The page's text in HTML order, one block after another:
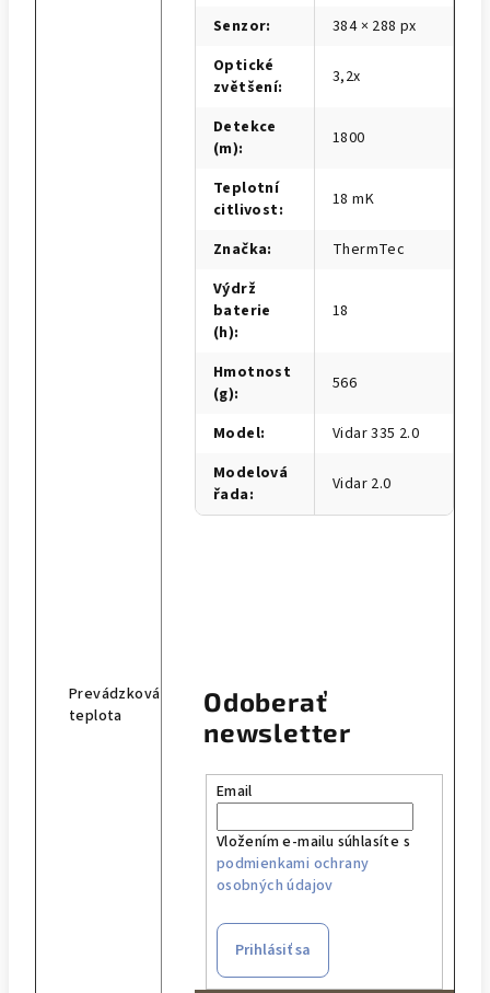
Prevádzková
teplota
Senzor:
384 × 288 px
Optické
zvětšení: 3,2x
Detekce
(m): 1800
Teplotní
citlivost: 18 mK
Značka:
ThermTec
Výdrž
baterie
(h):
18
Hmotnost
(g): 566
Model:
Vidar 335 2.0
Modelová
řada: Vidar 2.0
Odoberať
newsletter
Email
Vložením e-mailu súhlasíte s
podmienkami ochrany
osobných údajov
Prihlásiť sa